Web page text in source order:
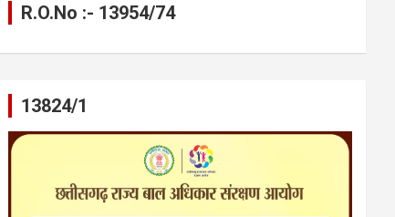
R.O.No :- 13954/74
13824/1